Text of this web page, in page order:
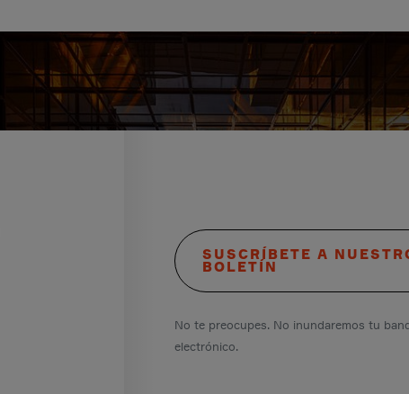
SUSCRÍBETE A
BOLETÍN
No te preocupes. No inundaremos tu
electrónico.